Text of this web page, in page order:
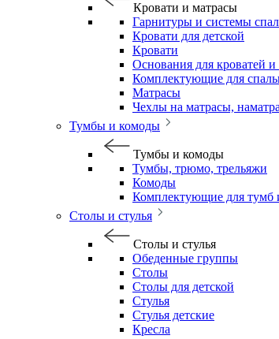
Кровати и матрасы
Гарнитуры и системы
Кровати для детской
Кровати
Основания для кроватей и
Комплектующие для
Матрасы
Чехлы на матрасы,
Тумбы и комоды
Тумбы и комоды
Тумбы, трюмо, трельяжи
Комоды
Комплектующие для тумб
Столы и стулья
Столы и стулья
Обеденные группы
Столы
Столы для детской
Стулья
Стулья детские
Кресла